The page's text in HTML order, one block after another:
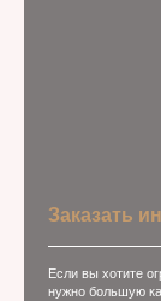
Заказать
Если вы хотите
нужно большую